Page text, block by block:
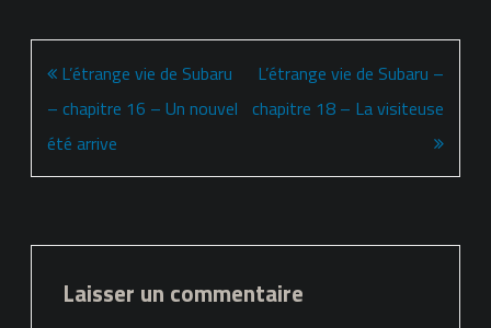
Navigation
de
l’article
L’étrange vie de Subaru
– chapitre 16 – Un nouvel
été arrive
L’étrange vie de Subaru –
chapitre 18 – La visiteuse
Laisser un commentaire